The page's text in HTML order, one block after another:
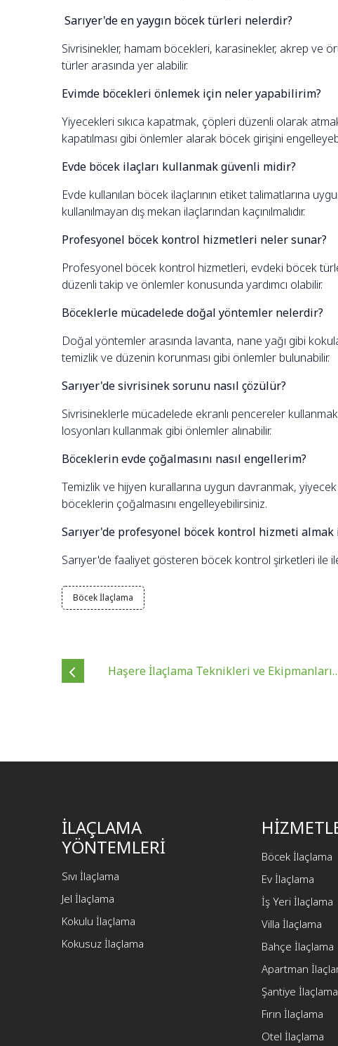
Sarıyer'de en yaygın böcek türleri nelerdir?
Sivrisinekler, hamam böcekleri, karasinekler, akrep ve
türler arasında yer alabilir.
Evimde böcekleri önlemek için neler yapabilirim?
Yiyecekleri sıkıca kapatmak, çöpleri düzenli olarak
kapatılması gibi önlemler alarak böcek girişini
Evde böcek ilaçları kullanmak güvenli midir?
Evde kullanılan böcek ilaçlarının etiket talimatlarına
kullanılmayan dış mekan ilaçlarından kaçınılmalıdır.
Profesyonel böcek kontrol hizmetleri neler sunar?
Profesyonel böcek kontrol hizmetleri, evdeki böcek
düzenli takip ve önlemler konusunda yardımcı olabilir.
Böceklerle mücadelede doğal yöntemler nelerdir?
Doğal yöntemler arasında lavanta, nane yağı gibi
temizlik ve düzenin korunması gibi önlemler bulunabilir.
Sarıyer'de sivrisinek sorunu nasıl çözülür?
Sivrisineklerle mücadelede ekranlı pencereler
losyonları kullanmak gibi önlemler alınabilir.
Böceklerin evde çoğalmasını nasıl engellerim?
Temizlik ve hijyen kurallarına uygun davranmak,
böceklerin çoğalmasını engelleyebilirsiniz.
Sarıyer'de profesyonel böcek kontrol hizmeti
Sarıyer'de faaliyet gösteren böcek kontrol şirketleri ile
Böcek İlaçlama
Haşere İlaçlama Teknikleri ve Ekipmanları
İLAÇLAMA
YÖNTEMLERİ
Sıvı İlaçlama
Jel İlaçlama
Kokulu İlaçlama
Kokusuz İlaçlama
Böcek İlaçlama
Ev İlaçlama
İş Yeri İlaçlama
Villa İlaçlama
Bahçe İlaçlama
Apartman
Şantiye İlaçlama
Fırın İlaçlama
Otel İlaçlama